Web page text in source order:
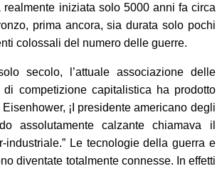
realmente iniziata solo 5000 anni fa circa
prima ancora, sia durata solo pochi
colossali del numero delle guerre.
secolo, l’attuale associazione delle
competizione capitalistica ha prodotto
¡I presidente americano degli
assolutamente calzante chiamava il
industriale.” Le tecnologie della guerra e
diventate totalmente connesse. In effetti